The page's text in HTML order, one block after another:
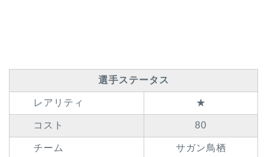
選手ステータス
レアリティ ★
コスト 80
チーム サガン鳥栖